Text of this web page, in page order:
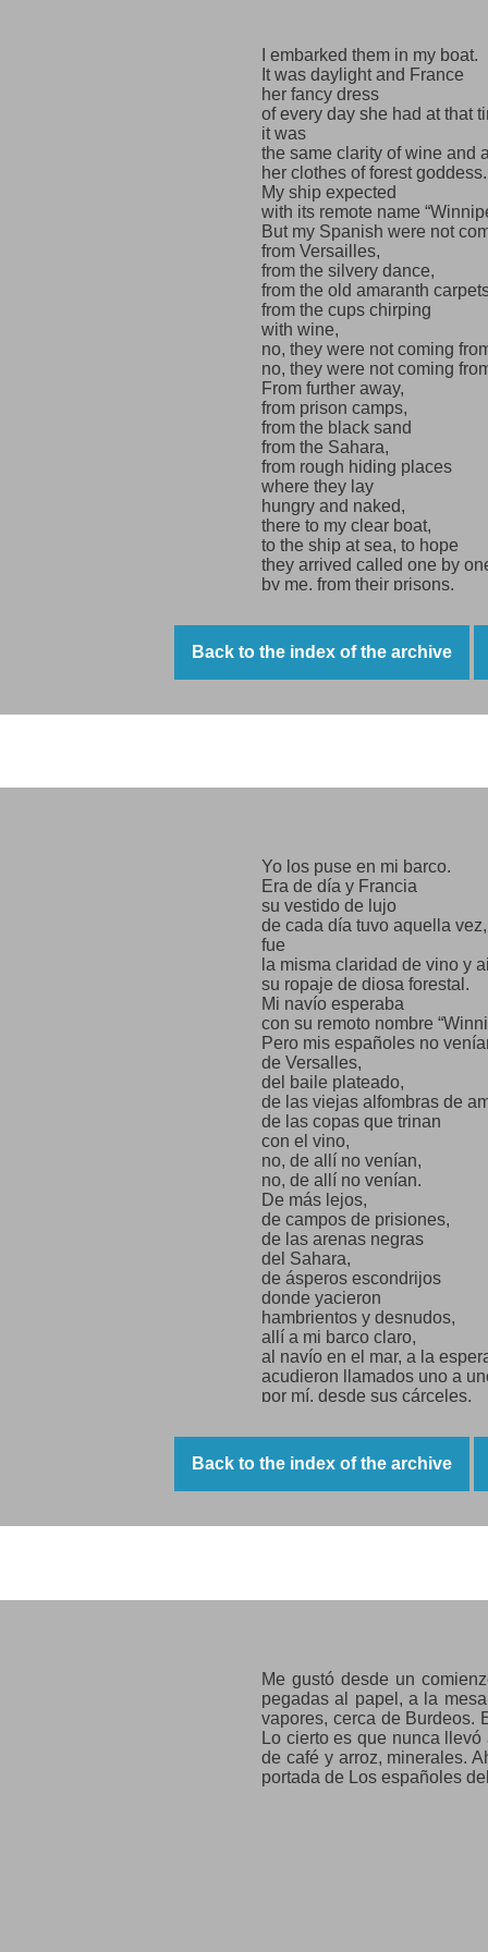
I embarked them in my boat.
It was daylight and France
her fancy dress
of every day she had at that
it was
the same clarity of wine and
her clothes of forest goddess.
My ship expected
with its remote name
But my Spanish were not
from Versailles,
from the silvery dance,
from the old amaranth
from the cups chirping
with wine,
no, they were not coming
no, they were not coming
From further away,
from prison camps,
from the black sand
from the Sahara,
from rough hiding places
where they lay
hungry and naked,
there to my clear boat,
to the ship at sea, to hope
they arrived called one by
by me, from their prisons,
from the shaky France
called by my mouth
arrived,
Saavedra, I said, and came
potters, tanners:
the boat was becoming
parting to my homeland.
I felt in my fingers
the seeds
from Spain
that I rescued myself and
over the sea, directed
to the peace
of the prairies.
Back to the index of the archive
Yo los puse en mi barco.
Era de día y Francia
su vestido de lujo
de cada día tuvo aquella vez,
fue
la misma claridad de vino y
su ropaje de diosa forestal.
Mi navío esperaba
con su remoto nombre
Pero mis españoles no
de Versalles,
del baile plateado,
de las viejas alfombras de
de las copas que trinan
con el vino,
no, de allí no venían,
no, de allí no venían.
De más lejos,
de campos de prisiones,
de las arenas negras
del Sahara,
de ásperos escondrijos
donde yacieron
hambrientos y desnudos,
allí a mi barco claro,
al navío en el mar, a la
acudieron llamados uno a
por mí, desde sus cárceles,
de Francia tambaleante
por mi boca llamados
acudieron,
Saavedra, dije, y vino el
alfareros, curtidores:
se iba poblando el barco
que partía a mi patria.
Yo sentía en los dedos
las semillas
de España
que rescaté yo mismo y
Back to the index of the archive
Me gustó desde un
pegadas al papel, a la
vapores, cerca de Burdeos.
Lo cierto es que nunca
de café y arroz, minerales.
portada de Los españoles